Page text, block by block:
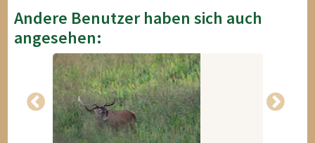
Andere Benutzer haben sich auch
angesehen: